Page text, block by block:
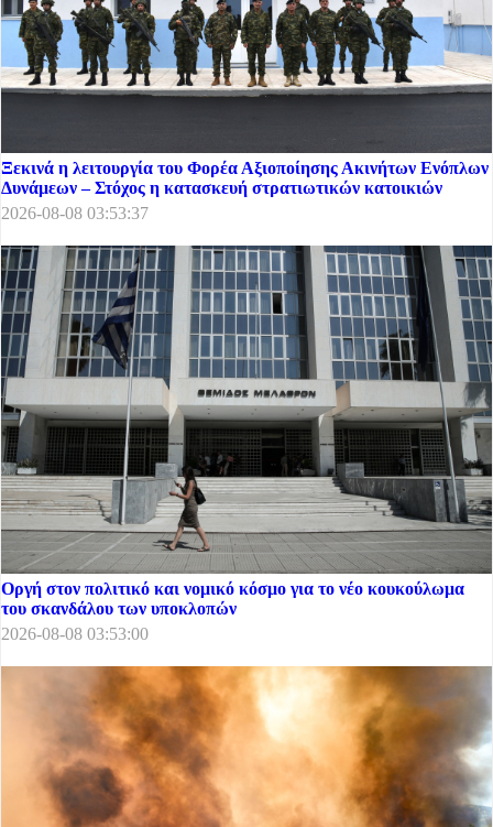
Ξεκινά η λειτουργία του Φορέα Αξιοποίησης Ακινήτων Ενόπλων
Δυνάμεων – Στόχος η κατασκευή στρατιωτικών κατοικιών
2026-08-08 03:53:37
Οργή στον πολιτικό και νομικό κόσμο για το νέο κουκούλωμα
του σκανδάλου των υποκλοπών
2026-08-08 03:53:00